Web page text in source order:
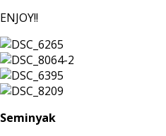
ENJOY!!
Seminyak